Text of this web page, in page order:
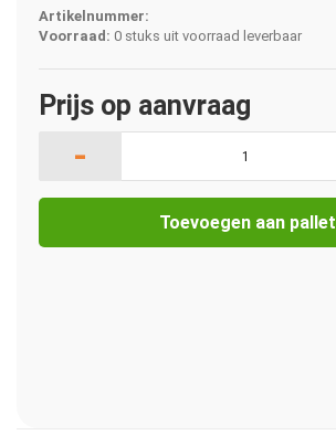
Artikelnummer:
Voorraad: 0 stuks uit voorraad leverbaar
Prijs op aanvraag
-
Toevoegen aan pallet